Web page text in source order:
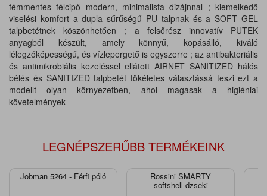
fémmentes félcipő modern, minimalista dizájnnal ; kiemelkedő
viselési komfort a dupla sűrűségű PU talpnak és a SOFT GEL
talpbetétnek köszönhetően ; a felsőrész innovatív PUTEK
anyagból készült, amely könnyű, kopásálló, kiváló
lélegzőképességű, és vízlepergető is egyszerre ; az antibakteriális
és antimikrobiális kezeléssel ellátott AIRNET SANITIZED hálós
bélés és SANITIZED talpbetét tökéletes választássá teszi ezt a
modellt olyan környezetben, ahol magasak a higiéniai
követelmények
LEGNÉPSZERŰBB TERMÉKEINK
Jobman 5264 - Férfi póló Rossini SMARTY
softshell dzseki